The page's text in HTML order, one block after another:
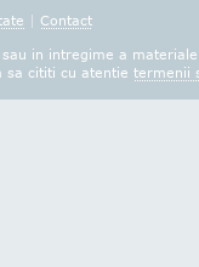
| Contact
in intregime a
sa cititi cu atentie termenii